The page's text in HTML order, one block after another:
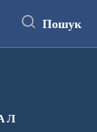
Пошук